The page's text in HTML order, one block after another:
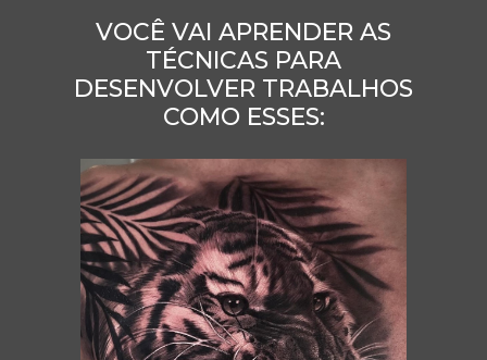
VOCÊ VAI APRENDER AS
TÉCNICAS PARA
DESENVOLVER TRABALHOS
COMO ESSES: